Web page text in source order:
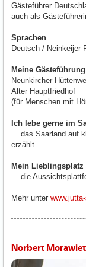
Gästeführer
auch als
Sprachen
Deutsch / Neinkeijer
Meine
Neunkircher
Alter Hauptfriedhof
(für Menschen mit
Ich lebe gerne im
... das Saarland auf
erzählt.
Mein
... die
Mehr unter
Norbert